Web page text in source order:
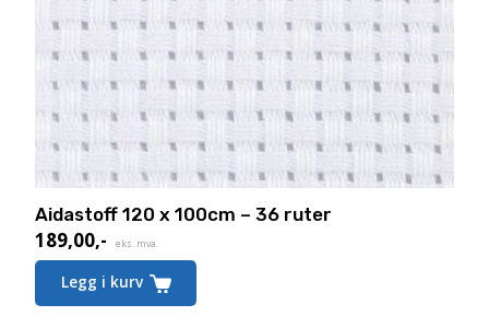
Aidastoff 120 x 100cm – 36 ruter
189,00,- eks. mva.
Legg i kurv